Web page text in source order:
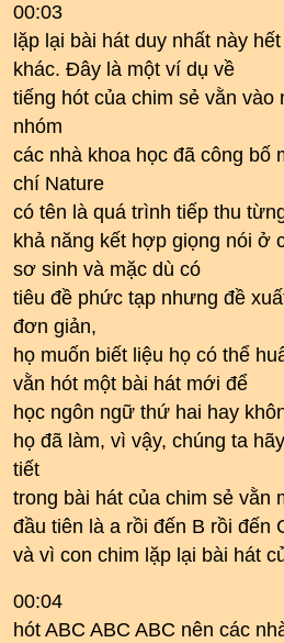
00:03
lặp lại bài hát duy nhất này
khác. Đây là một ví dụ về
tiếng hót của chim sẻ vằn vào
nhóm
các nhà khoa học đã công bố
chí Nature
có tên là quá trình tiếp thu
khả năng kết hợp giọng nói ở
sơ sinh và mặc dù có
tiêu đề phức tạp nhưng đề
đơn giản,
họ muốn biết liệu họ có thể
vằn hót một bài hát mới để
học ngôn ngữ thứ hai hay
họ đã làm, vì vậy, chúng ta
tiết
trong bài hát của chim sẻ vằn
đầu tiên là a rồi đến B rồi đến
và vì con chim lặp lại bài hát
00:04
hót ABC ABC ABC nên các